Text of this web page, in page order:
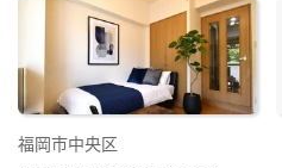
福岡市中央区